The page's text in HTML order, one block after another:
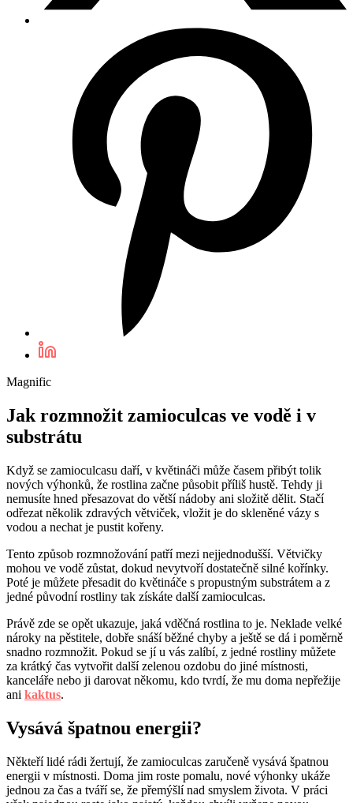
Magnific
Jak rozmnožit zamioculcas ve vodě i v
substrátu
Když se zamioculcasu daří, v květináči může časem přibýt tolik
nových výhonků, že rostlina začne působit příliš hustě. Tehdy ji
nemusíte hned přesazovat do větší nádoby ani složitě dělit. Stačí
odřezat několik zdravých větviček, vložit je do skleněné vázy s
vodou a nechat je pustit kořeny.
Tento způsob rozmnožování patří mezi nejjednodušší. Větvičky
mohou ve vodě zůstat, dokud nevytvoří dostatečně silné kořínky.
Poté je můžete přesadit do květináče s propustným substrátem a z
jedné původní rostliny tak získáte další zamioculcas.
Právě zde se opět ukazuje, jaká vděčná rostlina to je. Neklade velké
nároky na pěstitele, dobře snáší běžné chyby a ještě se dá i poměrně
snadno rozmnožit. Pokud se jí u vás zalíbí, z jedné rostliny můžete
za krátký čas vytvořit další zelenou ozdobu do jiné místnosti,
kanceláře nebo ji darovat někomu, kdo tvrdí, že mu doma nepřežije
ani kaktus.
Vysává špatnou energii?
Někteří lidé rádi žertují, že zamioculcas zaručeně vysává špatnou
energii v místnosti. Doma jim roste pomalu, nové výhonky ukáže
jednou za čas a tváří se, že přemýšlí nad smyslem života. V práci